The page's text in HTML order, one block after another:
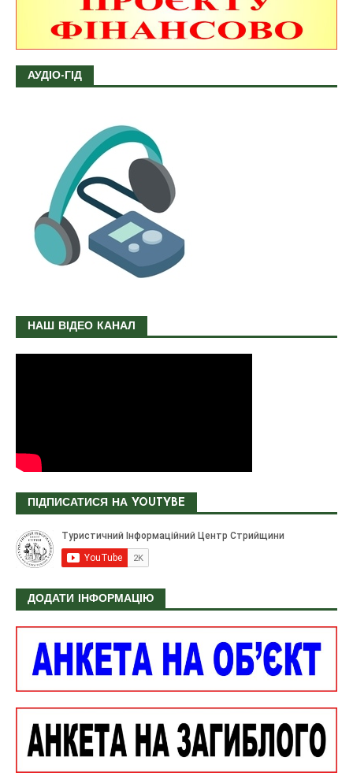
АУДІО-ГІД
НАШ ВІДЕО КАНАЛ
ПІДПИСАТИСЯ НА YOUTYBE
ДОДАТИ ІНФОРМАЦІЮ